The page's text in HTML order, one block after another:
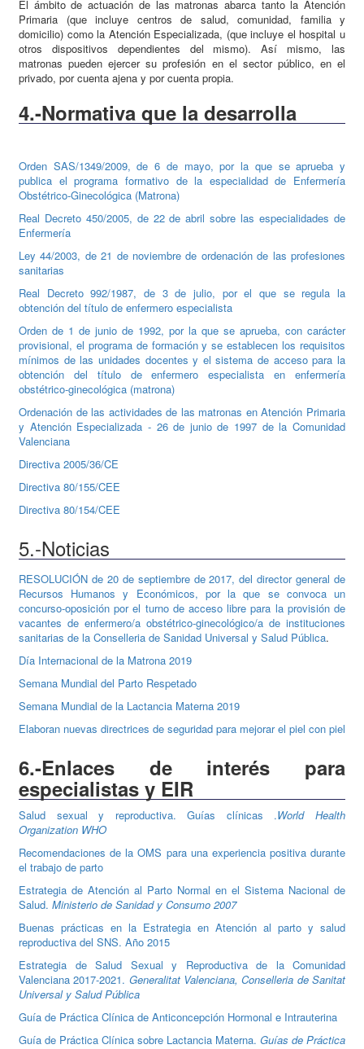
El ámbito de actuación de las matronas abarca tanto la Atención
Primaria (que incluye centros de salud, comunidad, familia y
domicilio) como la Atención Especializada, (que incluye el hospital u
otros dispositivos dependientes del mismo). Así mismo, las
matronas pueden ejercer su profesión en el sector público, en el
privado, por cuenta ajena y por cuenta propia.
4.-Normativa que la desarrolla
Orden SAS/1349/2009, de 6 de mayo, por la que se aprueba y
publica el programa formativo de la especialidad de Enfermería
Obstétrico-Ginecológica (Matrona)
Real Decreto 450/2005, de 22 de abril sobre las especialidades de
Enfermería
Ley 44/2003, de 21 de noviembre de ordenación de las profesiones
sanitarias
Real Decreto 992/1987, de 3 de julio, por el que se regula la
obtención del título de enfermero especialista
Orden de 1 de junio de 1992, por la que se aprueba, con carácter
provisional, el programa de formación y se establecen los requisitos
mínimos de las unidades docentes y el sistema de acceso para la
obtención del título de enfermero especialista en enfermería
obstétrico-ginecológica (matrona)
Ordenación de las actividades de las matronas en Atención Primaria
y Atención Especializada - 26 de junio de 1997 de la Comunidad
Valenciana
Directiva 2005/36/CE
Directiva 80/155/CEE
Directiva 80/154/CEE
5.-Noticias
RESOLUCIÓN de 20 de septiembre de 2017, del director general de
Recursos Humanos y Económicos, por la que se convoca un
concurso-oposición por el turno de acceso libre para la provisión de
vacantes de enfermero/a obstétrico-ginecológico/a de instituciones
sanitarias de la Conselleria de Sanidad Universal y Salud Pública.
Día Internacional de la Matrona 2019
Semana Mundial del Parto Respetado
Semana Mundial de la Lactancia Materna 2019
Elaboran nuevas directrices de seguridad para mejorar el piel con piel
6.-Enlaces de interés para
especialistas y EIR
Salud sexual y reproductiva. Guías clínicas .World Health
Organization WHO
Recomendaciones de la OMS para una experiencia positiva durante
el trabajo de parto
Estrategia de Atención al Parto Normal en el Sistema Nacional de
Salud. Ministerio de Sanidad y Consumo 2007
Buenas prácticas en la Estrategia en Atención al parto y salud
reproductiva del SNS. Año 2015
Estrategia de Salud Sexual y Reproductiva de la Comunidad
Valenciana 2017-2021. Generalitat Valenciana, Conselleria de Sanitat
Universal y Salud Pública
Guía de Práctica Clínica de Anticoncepción Hormonal e Intrauterina
Guía de Práctica Clínica sobre Lactancia Materna. Guías de Práctica